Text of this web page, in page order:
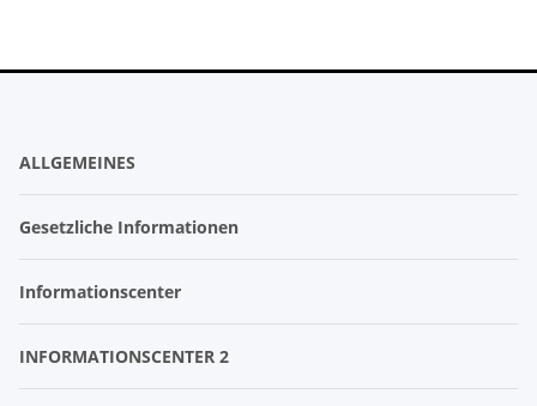
ALLGEMEINES
Gesetzliche Informationen
Informationscenter
INFORMATIONSCENTER 2